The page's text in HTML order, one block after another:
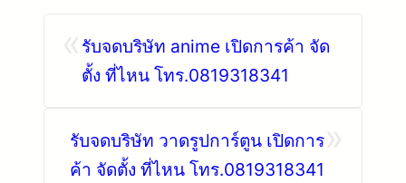
รับจดบริษัท anime เปิดการค้า จัด
ตั้ง ที่ไหน โทร.0819318341
รับจดบริษัท วาดรูปการ์ตูน เปิดการ
ค้า จัดตั้ง ที่ไหน โทร.0819318341